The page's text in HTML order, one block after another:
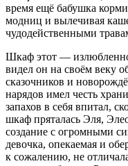
время ещё бабушка
модниц и вылечивая
чудодейственными
Шкаф этот —
видел он на своём веку
сказочников и
нарядов имел честь
запахов в себя впитал,
шкаф пряталась Эля,
создание с огромными
девочка, опекаемая и
к сожалению, не